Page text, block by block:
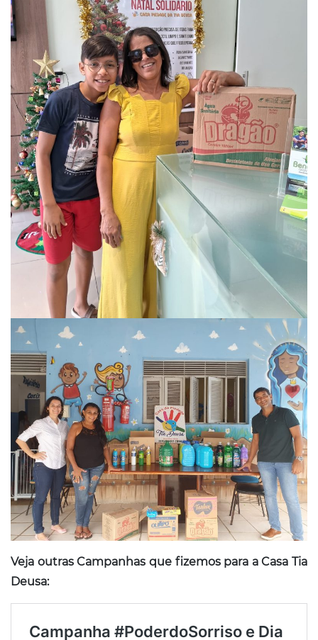
Veja outras Campanhas que fizemos para a Casa Tia
Deusa: